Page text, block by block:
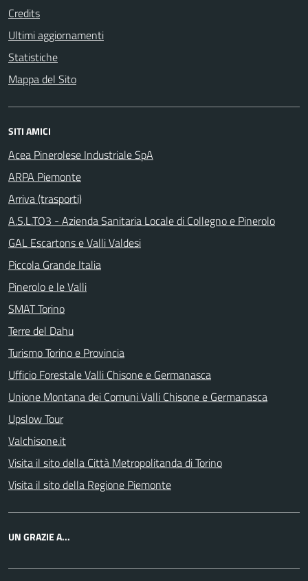
Credits
Ultimi aggiornamenti
Statistiche
Mappa del Sito
SITI AMICI
Acea Pinerolese Industriale SpA
ARPA Piemonte
Arriva (trasporti)
A.S.L.TO3 - Azienda Sanitaria Locale di Collegno e Pinerolo
GAL Escartons e Valli Valdesi
Piccola Grande Italia
Pinerolo e le Valli
SMAT Torino
Terre del Dahu
Turismo Torino e Provincia
Ufficio Forestale Valli Chisone e Germanasca
Unione Montana dei Comuni Valli Chisone e Germanasca
Upslow Tour
Valchisone.it
Visita il sito della Città Metropolitanda di Torino
Visita il sito della Regione Piemonte
UN GRAZIE A...